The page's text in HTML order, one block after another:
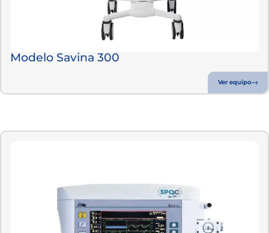
Modelo Savina 300
Ver equipo